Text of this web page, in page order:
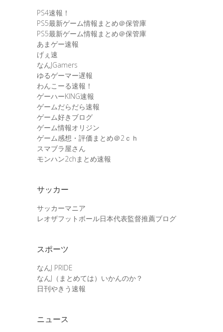
PS4速報！
PS5最新ゲーム情報まとめ＠保管庫
PS5最新ゲーム情報まとめ＠保管庫
あまゲー速報
げぇ速
なんJGamers
ゆるゲーマー遅報
わんこーる速報！
ゲーハーKING速報
ゲームだらだら速報
ゲーム好きブログ
ゲーム情報オリジン
ゲーム感想・評価まとめ＠2ｃｈ
スマブラ屋さん
モンハン2chまとめ速報
サッカー
サッカーマニア
レオザフットボール日本代表監督推薦ブログ
スポーツ
なんJ PRIDE
なんJ（まとめては）いかんのか？
日刊やきう速報
ニュース